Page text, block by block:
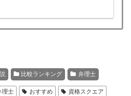
理士試験を目指す方は必見！合格可能性を高め
比較ランキング 弁理士
理士 おすすめ
資格スクエア